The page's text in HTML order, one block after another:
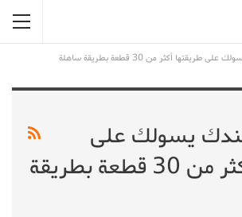
أكثر من 30 قطعة بطريقة ساهلة
يسولك على
طريقتها أكثر من 30 قطعة بطريقة